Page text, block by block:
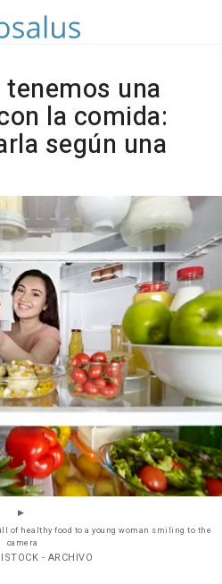
una
la comida:
según una
of healthy food to a young woman smiling to the
camera
- ARCHIVO